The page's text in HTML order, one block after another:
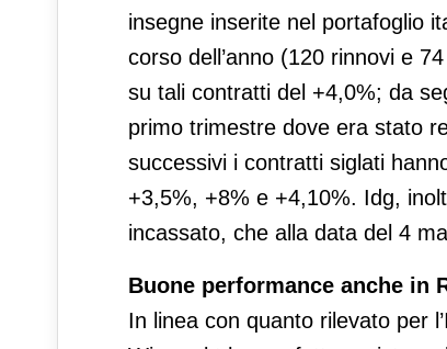
insegne inserite nel portafoglio
corso dell’anno (120 rinnovi e
su tali contratti del +4,0%; da
primo trimestre dove era stato
successivi i contratti siglati
+3,5%, +8% e +4,10%. Idg,
incassato, che alla data del 4
Buone performance anche in
In linea con quanto rilevato per